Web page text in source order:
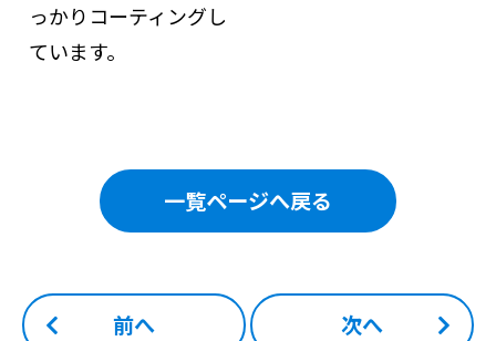
っかりコーティングし
ています。
前へ
一覧ページへ戻る
次へ